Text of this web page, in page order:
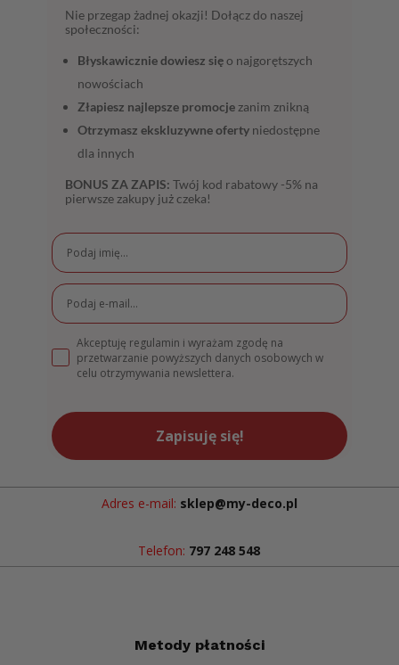
Nie przegap żadnej okazji! Dołącz do naszej
społeczności:
Błyskawicznie dowiesz sięo najgorętszych
nowościach
Złapiesz najlepsze promocje zanim znikną
Otrzymasz ekskluzywne oferty niedostępne
dla innych
BONUS ZA ZAPIS: Twój kod rabatowy -5% na
pierwsze zakupy już czeka!
Akceptuję regulamin i wyrażam zgodę na
przetwarzanie powyższych danych osobowych w
celu otrzymywania newslettera.
Zapisuję się!
Adres e-mail: sklep@my-deco.pl
Telefon: 797 248 548
Metody płatności